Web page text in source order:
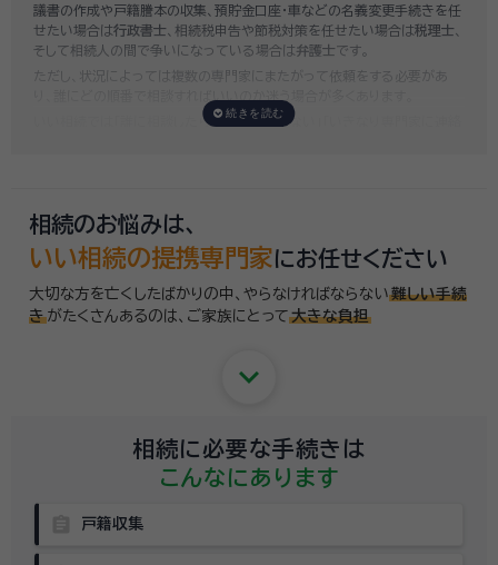
議書の作成や戸籍謄本の収集、預貯金口座・車などの名義変更手続きを任
せたい場合は行政書士 、相続税申告や節税対策を任せたい場合は税理士
そして相続人の間で争いになっている場合は弁護士です。
ただし、状況によっては複数の専門家にまたがって依頼をする必要があ
いい相続では「誰に相談したらいいかわからない」「いきなり専門家に連絡
相続のお悩みは、
いい相続の提携専門家にお任せください
大切な方を亡くしたばかりの中、やらなければならない 難しい手続
き がたくさんあるのは、 ご家族にとって 大きな負担
keyboard_arrow_down
相続に必要な手続きは
こんなにあります
戸籍収集